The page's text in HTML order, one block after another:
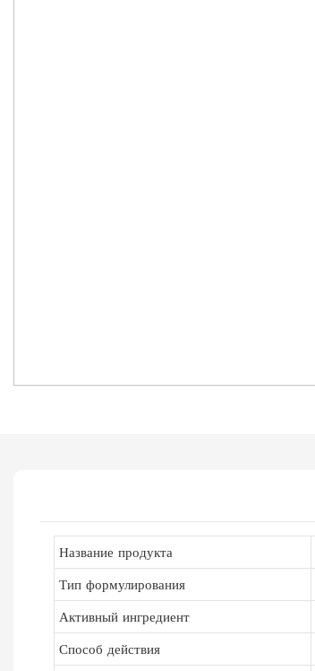
Название продукта
Тип формулирования
Активный ингредиент
Способ действия